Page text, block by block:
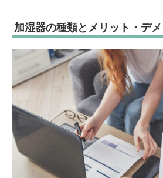
加湿器の種類とメリット・デ